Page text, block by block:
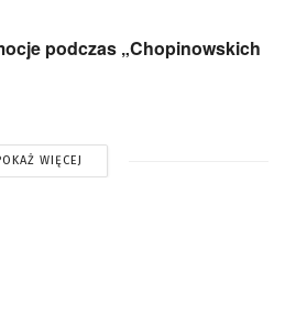
podczas „Chopinowskich
WIĘCEJ